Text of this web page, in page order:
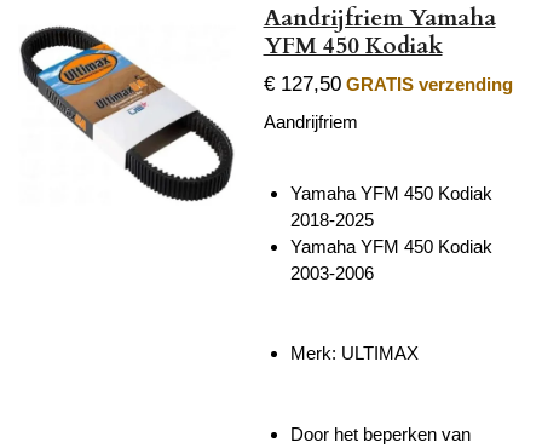
Aandrijfriem Yamaha
YFM 450 Kodiak
€ 127,50 GRATIS verzending
Aandrijfriem
Yamaha YFM 450 Kodiak
2018-2025
Yamaha YFM 450 Kodiak
2003-2006
Merk: ULTIMAX
Door het beperken van